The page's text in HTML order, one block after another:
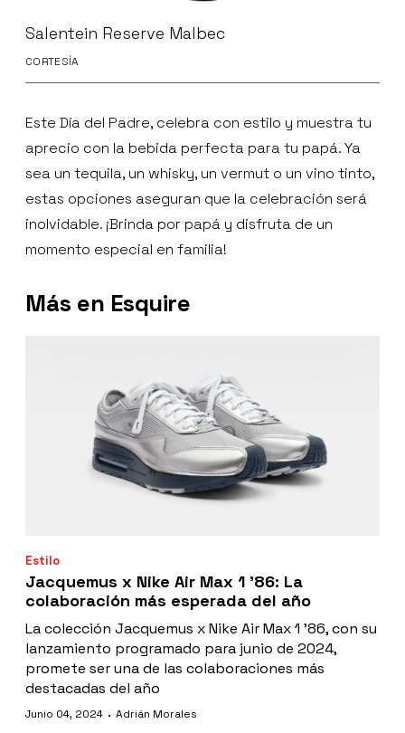
Salentein Reserve Malbec
CORTESÍA
Este Día del Padre, celebra con estilo y muestra tu
aprecio con la bebida perfecta para tu papá. Ya
sea un tequila, un whisky, un vermut o un vino tinto,
estas opciones aseguran que la celebración será
inolvidable. ¡Brinda por papá y disfruta de un
momento especial en familia!
Más en Esquire
Estilo
Jacquemus x Nike Air Max 1 ’86: La
colaboración más esperada del año
La colección Jacquemus x Nike Air Max 1 ’86, con su
lanzamiento programado para junio de 2024,
promete ser una de las colaboraciones más
destacadas del año
Junio 04, 2024 · Adrián Morales